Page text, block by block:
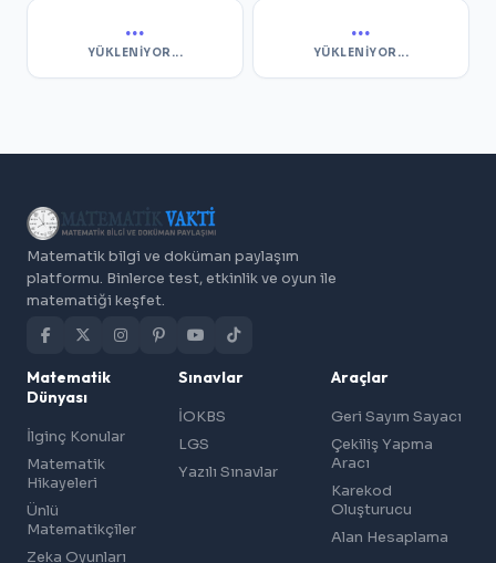
...
YÜKLENIYOR...
...
YÜKLENIYOR...
Matematik bilgi ve doküman paylaşım
platformu. Binlerce test, etkinlik ve oyun ile
matematiği keşfet.
Matematik
Dünyası
İlginç Konular
Matematik
Hikayeleri
Ünlü
Matematikçiler
Zeka Oyunları
Sınavlar
İOKBS
LGS
Yazılı Sınavlar
Araçlar
Geri Sayım Sayacı
Çekiliş Yapma
Aracı
Karekod
Oluşturucu
Alan Hesaplama